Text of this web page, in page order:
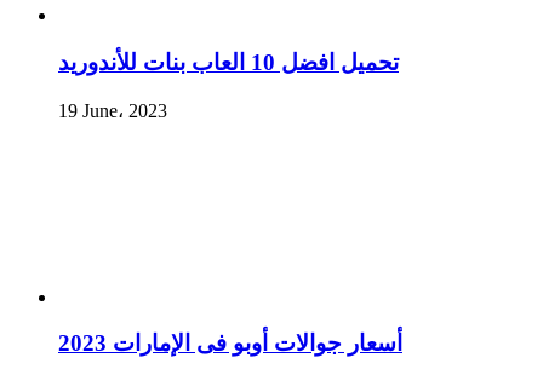
تحميل افضل 10 العاب بنات للأندوريد
19 June، 2023
أسعار جوالات أوبو فى الإمارات 2023